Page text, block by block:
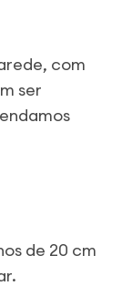
com
ser
de 20 cm